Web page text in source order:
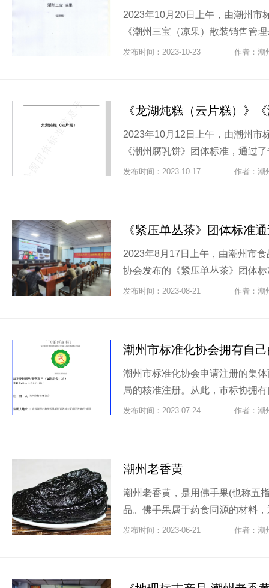
2023年10月20日上午，由潮州市
《潮州三宝（凉果）散装销售管
发布时间：2023-10-23 作者：潮
2023年10月12日上午，由潮州市
《潮州腐乳饼》团体标准，通过
发布时间：2023-10-17 作者：潮
《紧压单丛茶》团体标准
2023年8月17日上午，由潮州市
协会发布的《紧压单丛茶》团体
发布时间：2023-08-21 作者：潮
潮州市标准化协会拥有自
潮州市标准化协会申请注册的集
局的核准注册。从此，市标协拥
发布时间：2023-07-24 作者：潮
潮州老香黄
潮州老香黄，是用佛手果(也称五
品。佛手果属于药食同源的材料
发布时间：2023-06-21 作者：潮